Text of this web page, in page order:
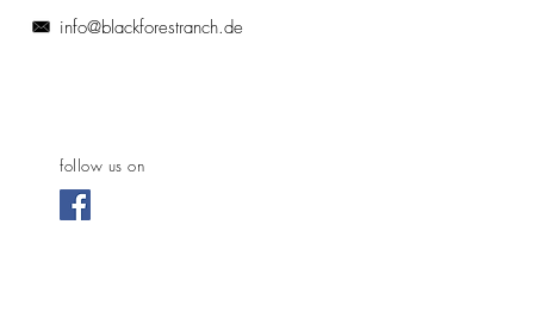
info@blackforestranch.de
follow us on